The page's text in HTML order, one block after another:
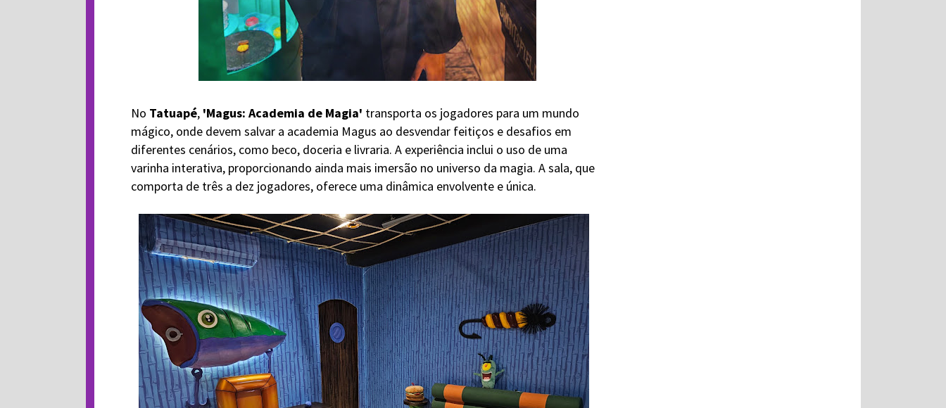
No Tatuapé, 'Magus: Academia de Magia' transporta os jogadores para um mundo
mágico, onde devem salvar a academia Magus ao desvendar feitiços e desafios em
diferentes cenários, como beco, doceria e livraria. A experiência inclui o uso de uma
varinha interativa, proporcionando ainda mais imersão no universo da magia. A sala, que
comporta de três a dez jogadores, oferece uma dinâmica envolvente e única.